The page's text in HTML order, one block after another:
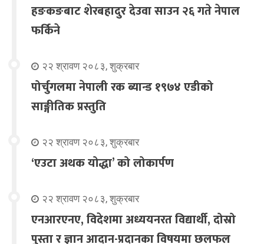
हङकङबाट शेरबहादुर देउवा साउन २६ गते नेपाल
फर्किने
२२ श्रावण २०८३, शुक्रबार
पोर्चुगलमा नेपाली रक ब्यान्ड १९७४ एडीको
साङ्गीतिक प्रस्तुति
२२ श्रावण २०८३, शुक्रबार
‘एउटा अथक योद्धा’ को लोकार्पण
२२ श्रावण २०८३, शुक्रबार
एनआरएनए, विदेशमा अध्ययनरत विद्यार्थी, दोस्रो
पुस्ता र ज्ञान आदान-प्रदानका विषयमा छलफल